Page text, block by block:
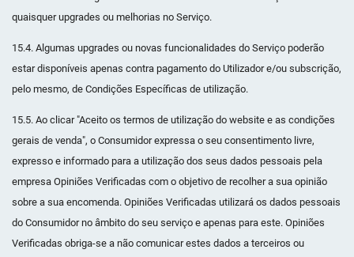
quaisquer upgrades ou melhorias no Serviço.
15.4. Algumas upgrades ou novas funcionalidades do Serviço poderão
estar disponíveis apenas contra pagamento do Utilizador e/ou subscrição,
pelo mesmo, de Condições Específicas de utilização.
15.5. Ao clicar "Aceito os termos de utilização do website e as condições
gerais de venda", o Consumidor expressa o seu consentimento livre,
expresso e informado para a utilização dos seus dados pessoais pela
empresa Opiniões Verificadas com o objetivo de recolher a sua opinião
sobre a sua encomenda. Opiniões Verificadas utilizará os dados pessoais
do Consumidor no âmbito do seu serviço e apenas para este. Opiniões
Verificadas obriga-se a não comunicar estes dados a terceiros ou